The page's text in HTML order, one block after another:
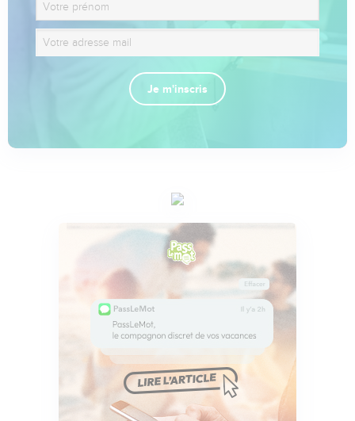
Je m'inscris